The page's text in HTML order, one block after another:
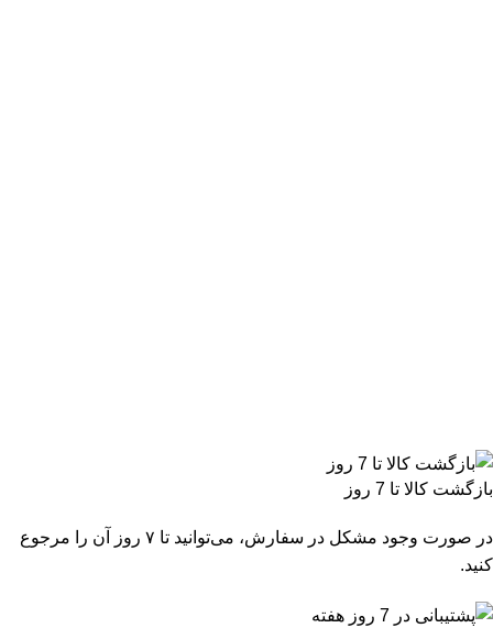
بازگشت کالا تا 7 روز
در صورت وجود مشکل در سفارش، می‌توانید تا ۷ روز آن را مرجوع
کنید.